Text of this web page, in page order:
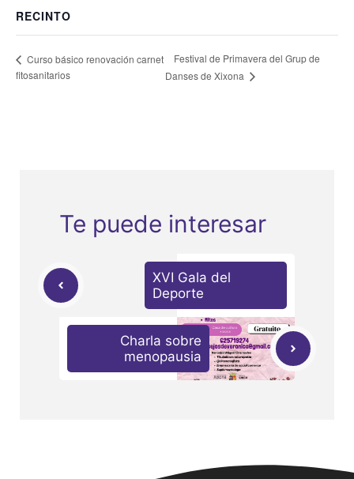
RECINTO
Curso básico renovación carnet
fitosanitarios
Festival de Primavera del Grup de
Danses de Xixona
Te puede interesar
XVI Gala del
Deporte
Charla sobre
menopausia